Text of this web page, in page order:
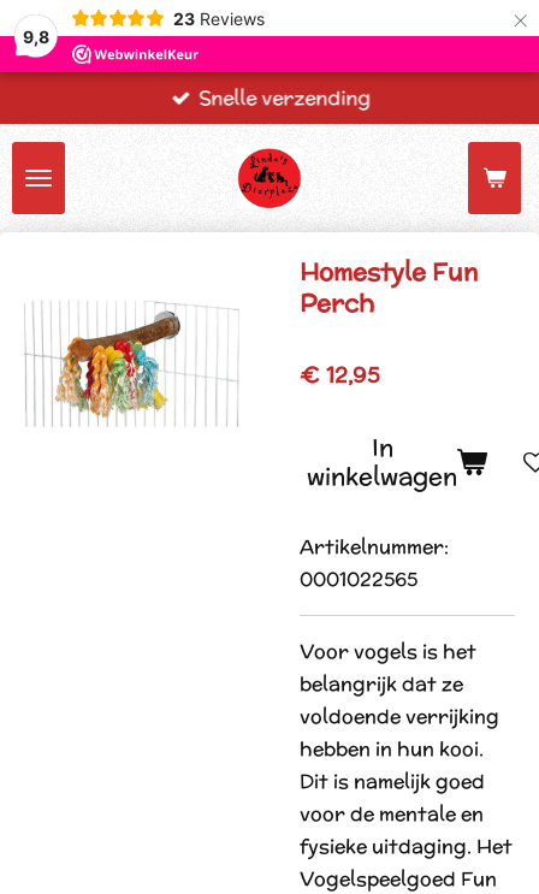
9,8
23 Reviews ×
Snelle verzending
Homestyle Fun
Perch
€ 12,95
In
winkelwagen
Artikelnummer:
0001022565
Voor vogels is het
belangrijk dat ze
voldoende verrijking
hebben in hun kooi.
Dit is namelijk goed
voor de mentale en
fysieke uitdaging. Het
Vogelspeelgoed Fun